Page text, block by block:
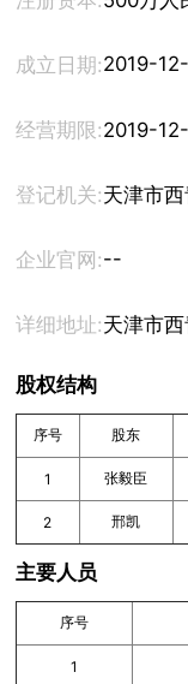
成立日期:2019-
经营期限:
登记机关:天津市
企业官网:--
详细地址:天津市
股权结构
序号 股东
1 张毅臣
2 邢凯
主要人员
序号
1